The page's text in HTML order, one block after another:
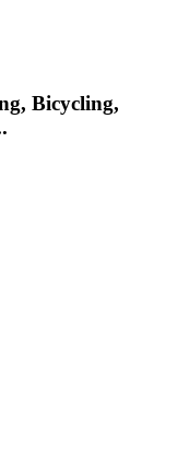
Bicycling,